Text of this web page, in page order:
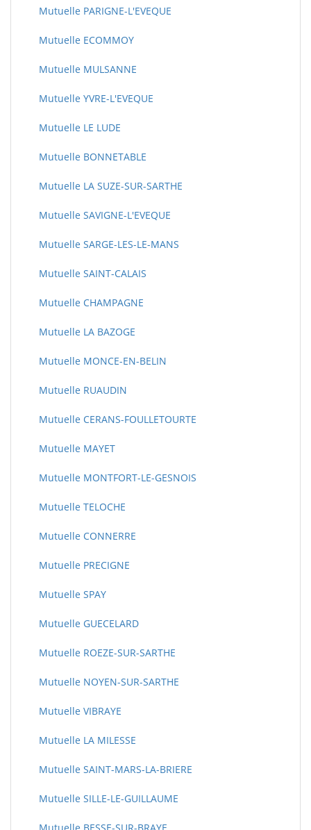
Mutuelle PARIGNE-L'EVEQUE
Mutuelle ECOMMOY
Mutuelle MULSANNE
Mutuelle YVRE-L'EVEQUE
Mutuelle LE LUDE
Mutuelle BONNETABLE
Mutuelle LA SUZE-SUR-SARTHE
Mutuelle SAVIGNE-L'EVEQUE
Mutuelle SARGE-LES-LE-MANS
Mutuelle SAINT-CALAIS
Mutuelle CHAMPAGNE
Mutuelle LA BAZOGE
Mutuelle MONCE-EN-BELIN
Mutuelle RUAUDIN
Mutuelle CERANS-FOULLETOURTE
Mutuelle MAYET
Mutuelle MONTFORT-LE-GESNOIS
Mutuelle TELOCHE
Mutuelle CONNERRE
Mutuelle PRECIGNE
Mutuelle SPAY
Mutuelle GUECELARD
Mutuelle ROEZE-SUR-SARTHE
Mutuelle NOYEN-SUR-SARTHE
Mutuelle VIBRAYE
Mutuelle LA MILESSE
Mutuelle SAINT-MARS-LA-BRIERE
Mutuelle SILLE-LE-GUILLAUME